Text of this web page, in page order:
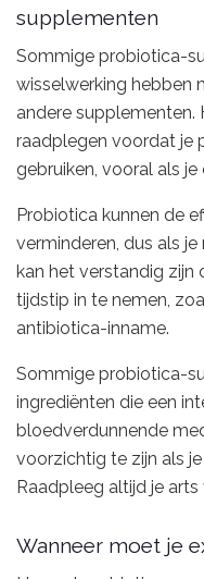
supplementen
Sommige probiotica-
wisselwerking hebben
andere supplementen.
raadplegen voordat je
gebruiken, vooral als
Probiotica kunnen de
verminderen, dus als
kan het verstandig
tijdstip in te nemen,
antibiotica-inname.
Sommige probiotica-
ingrediënten die een
bloedverdunnende
voorzichtig te zijn als
Raadpleeg altijd je
Wanneer moet je